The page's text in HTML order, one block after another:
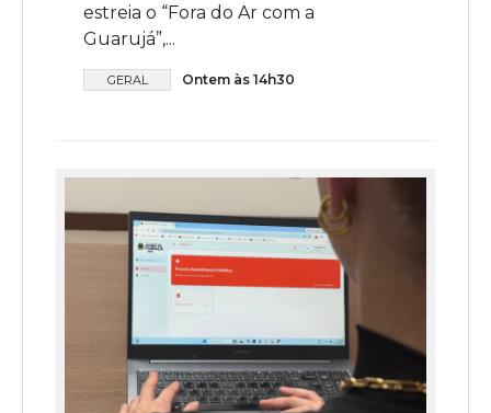
estreia o “Fora do Ar com a
Guarujá”,...
GERAL Ontem às 14h30